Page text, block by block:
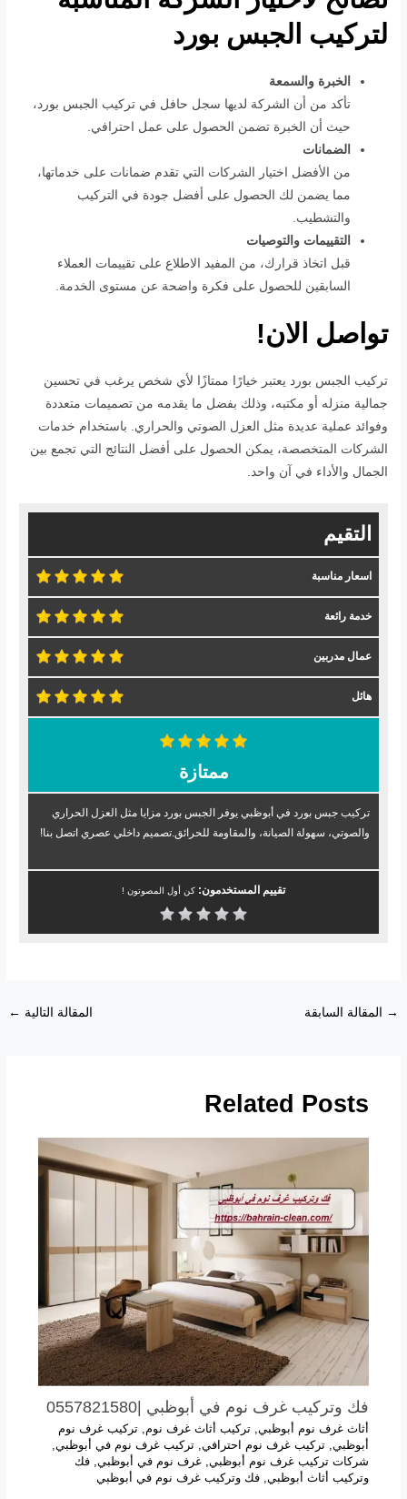
لتركيب الجبس بورد
الخبرة والسمعة
تأكد من أن الشركة لديها سجل حافل في تركيب الجبس بورد،
حيث أن الخبرة تضمن الحصول على عمل احترافي.
الضمانات
من الأفضل اختيار الشركات التي تقدم ضمانات على خدماتها،
مما يضمن لك الحصول على أفضل جودة في التركيب
والتشطيب.
التقييمات والتوصيات
قبل اتخاذ قرارك، من المفيد الاطلاع على تقييمات العملاء
السابقين للحصول على فكرة واضحة عن مستوى الخدمة.
تواصل الان!
تركيب الجبس بورد يعتبر خيارًا ممتازًا لأي شخص يرغب في تحسين
جمالية منزله أو مكتبه، وذلك بفضل ما يقدمه من تصميمات متعددة
وفوائد عملية عديدة مثل العزل الصوتي والحراري. باستخدام خدمات
الشركات المتخصصة، يمكن الحصول على أفضل النتائج التي تجمع بين
الجمال والأداء في آن واحد.
التقيم
اسعار مناسبة
خدمة رائعة
عمال مدربين
هائل
ممتازة
تركيب جبس بورد في أبوظبي يوفر الجبس بورد مزايا مثل العزل الحراري
والصوتي، سهولة الصيانة، والمقاومة للحرائق.تصميم داخلي عصري اتصل بنا!
تقييم المستخدمون: كن أول المصوتون !
→ المقالة السابقة المقالة التالية ←
Related Posts
فك وتركيب غرف نوم في أبوظبي |0557821580
أثاث غرف نوم أبوظبي, تركيب أثاث غرف نوم, تركيب غرف نوم
أبوظبي, تركيب غرف نوم احترافي, تركيب غرف نوم في أبوظبي,
شركات تركيب غرف نوم أبوظبي, غرف نوم في أبوظبي, فك
وتركيب أثاث أبوظبي, فك وتركيب غرف نوم في أبوظبي